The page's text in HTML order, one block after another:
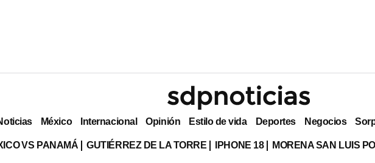
México Internacional Opinión Estilo de vida Deportes Negocios
VS PANAMÁ GUTIÉRREZ DE LA TORRE IPHONE 18 MORENA SAN LUIS